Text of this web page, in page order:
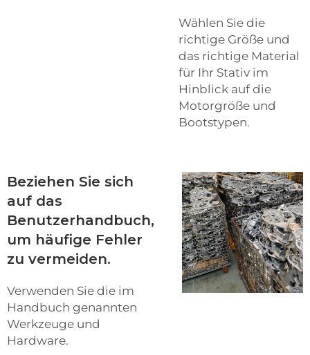
Wählen Sie die
richtige Größe und
das richtige Material
für Ihr Stativ im
Hinblick auf die
Motorgröße und
Bootstypen.
Beziehen Sie sich
auf das
Benutzerhandbuch,
um häufige Fehler
zu vermeiden.
Verwenden Sie die im
Handbuch genannten
Werkzeuge und
Hardware.